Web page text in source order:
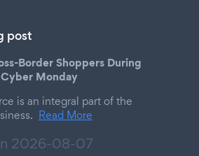
post
Border Shoppers During
Monday
is an integral part of the
Read More
2026-08-07